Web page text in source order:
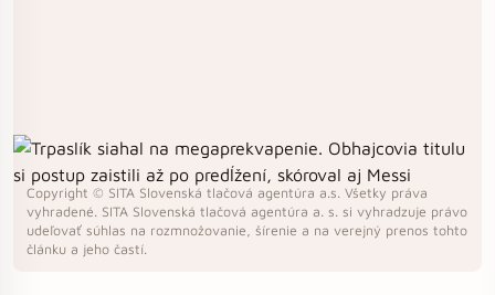
Copyright © SITA Slovenská tlačová agentúra a.s. Všetky práva
vyhradené. SITA Slovenská tlačová agentúra a. s. si vyhradzuje právo
udeľovať súhlas na rozmnožovanie, šírenie a na verejný prenos tohto
článku a jeho častí.